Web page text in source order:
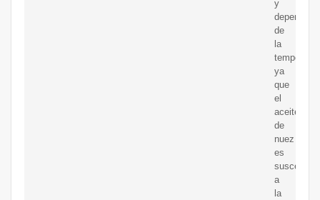
y
depende
de
la
ya
que
el
aceite
de
nuez
es
a
la